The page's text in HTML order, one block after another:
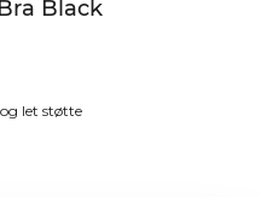
Black
let støtte